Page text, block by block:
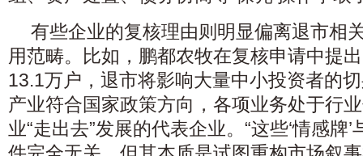
有些企业的复核理由则明显偏离退市相
用范畴。比如，鹏都农牧在复核申请中提
13.1万户，退市将影响大量中小投资者的
产业符合国家政策方向，各项业务处于行
业“走出去”发展的代表企业。“这些‘情感牌